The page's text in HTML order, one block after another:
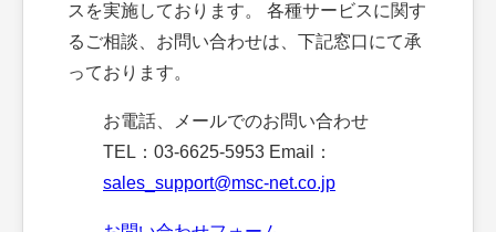
スを実施しております。 各種サービスに関す
るご相談、お問い合わせは、下記窓口にて承
っております。
お電話、メールでのお問い合わせ
TEL：03-6625-5953 Email：
sales_support@msc-net.co.jp